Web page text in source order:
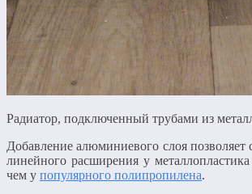
Радиатор, подключенный трубами из
Добавление алюминиевого слоя
линейного расширения у
чем у популярного полипропилена.